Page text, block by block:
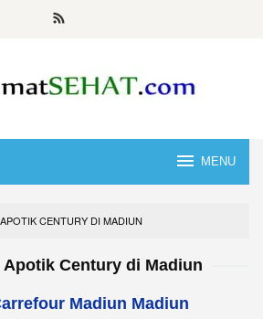
MENU
CENTURY DI MADIUN
Apotik Century di Madiun
Madiun Madiun